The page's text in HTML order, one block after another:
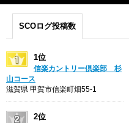
SCOログ投稿数
1位
信楽カントリー倶楽部 杉
山コース
滋賀県 甲賀市信楽町畑55-1
2位